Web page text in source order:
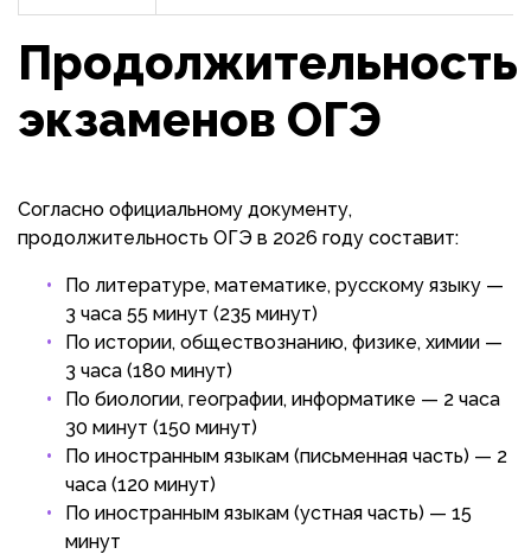
Продолжительность
экзаменов ОГЭ
Согласно официальному документу,
продолжительность ОГЭ в 2026 году составит:
По литературе, математике, русскому языку —
3 часа 55 минут (235 минут)
По истории, обществознанию, физике, химии —
3 часа (180 минут)
По биологии, географии, информатике — 2 часа
30 минут (150 минут)
По иностранным языкам (письменная часть) — 2
часа (120 минут)
По иностранным языкам (устная часть) — 15
минут